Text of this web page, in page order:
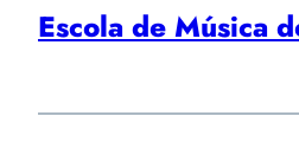
Escola de Música